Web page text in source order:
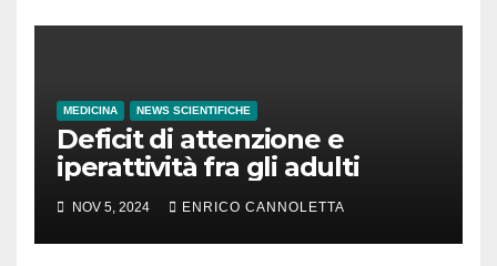
MEDICINA NEWS SCIENTIFICHE
Deficit di attenzione e
iperattività fra gli adulti
NOV 5, 2024 ENRICO CANNOLETTA